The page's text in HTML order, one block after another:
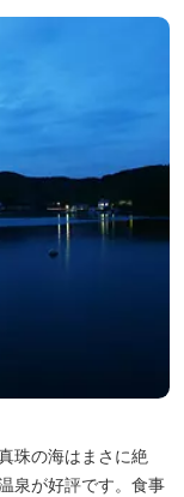
珠の海はまさに絶
泉が好評です。食事